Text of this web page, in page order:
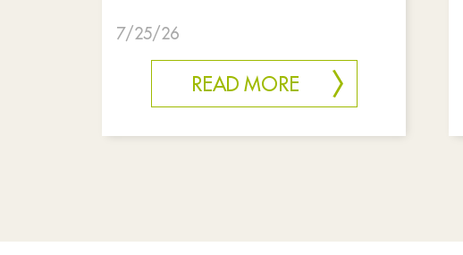
7/25/26
READ MORE